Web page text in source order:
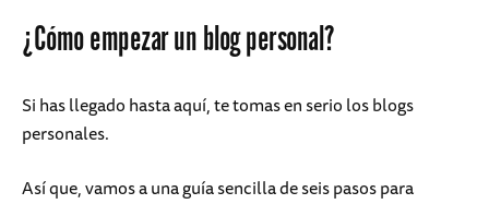
¿Cómo empezar un blog personal?
Si has llegado hasta aquí, te tomas en serio los blogs
personales.
Así que, vamos a una guía sencilla de seis pasos para